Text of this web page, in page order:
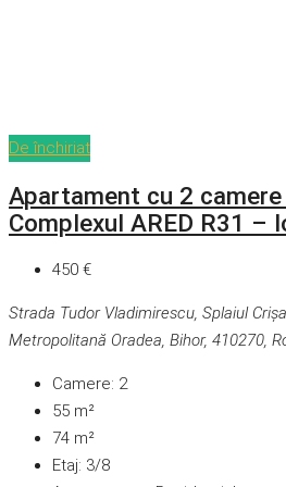
De închiriat
Apartament cu 2
Complexul ARED R31 –
450 €
Strada Tudor Vladimirescu, Splaiul
Metropolitană Oradea, Bihor, 410270,
Camere: 2
55 m²
74 m²
Etaj: 3/8